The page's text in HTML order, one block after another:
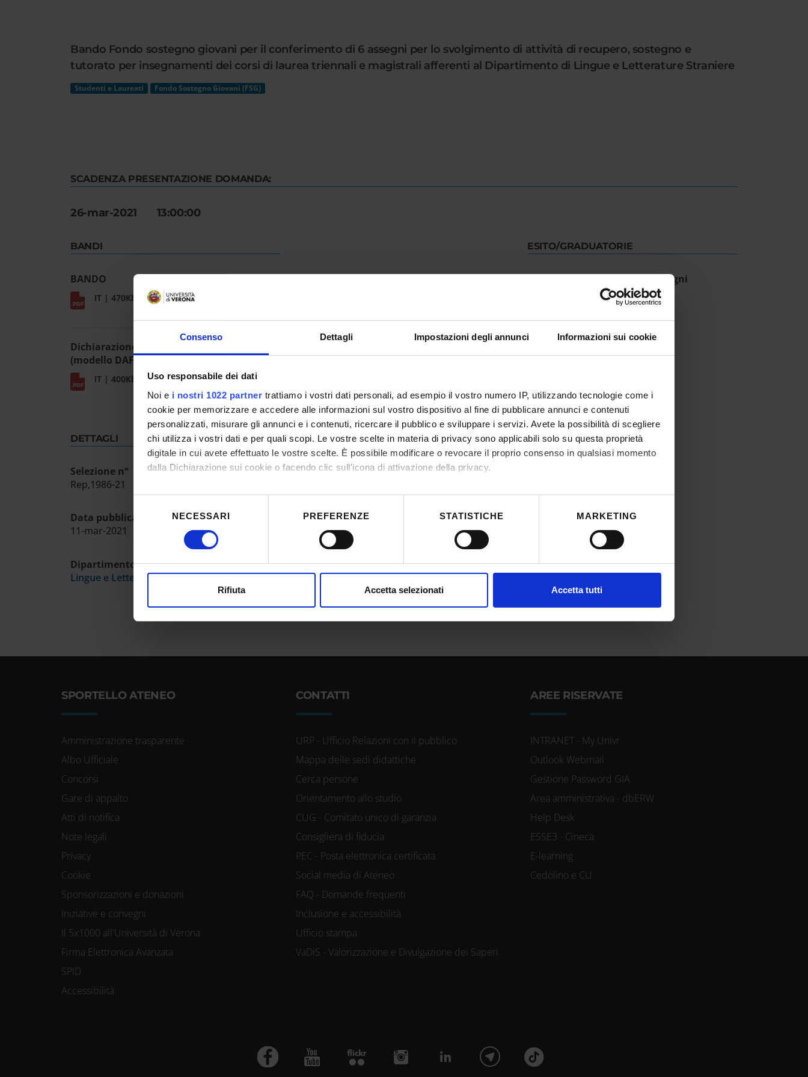
Consenso Dettagli Impostazioni degli annunci Informazioni sui cookie
Uso responsabile dei dati
Noi e i nostri 1022 partner trattiamo i vostri dati personali, ad esempio il vostro numero IP, utilizzando tecnologie come i
cookie per memorizzare e accedere alle informazioni sul vostro dispositivo al fine di pubblicare annunci e contenuti
personalizzati, misurare gli annunci e i contenuti, ricercare il pubblico e sviluppare i servizi. Avete la possibilità di scegliere
chi utilizza i vostri dati e per quali scopi. Le vostre scelte in materia di privacy sono applicabili solo su questa proprietà
digitale in cui avete effettuato le vostre scelte. È possibile modificare o revocare il proprio consenso in qualsiasi momento
dalla Dichiarazione sui cookie o facendo clic sull'icona di attivazione della privacy.
Con il tuo consenso, vorremmo anche:
raccogliere informazioni sulla tua posizione geografica, con un'approssimazione di qualche metro,
Approfondisci come vengono elaborati i tuoi dati personali e imposta le tue preferenze nella
sezione dettagli . Puoi
Utilizziamo i cookie per personalizzare contenuti ed annunci, per fornire funzionalità dei social media e per analizzare il
del
NECESSARI PREFERENZE STATISTICHE MARKETING
Rifiuta Accetta selezionati Accetta tutti
Bando Fondo sostegno giovani per il conferimento di 6 assegni per lo svolgimento di attività di recupero, sostegno e
tutorato per insegnamenti dei corsi di laurea triennali e magistrali afferenti al Dipartimento di Lingue e Letterature Straniere
Studenti e Laureati Fondo Sostegno Giovani (FSG)
SCADENZA PRESENTAZIONE DOMANDA:
26-mar-2021 13:00:00
BANDI
BANDO
IT | 470Kb
Dichiarazione per titolari d'assegno
(modello DAF)
IT | 400Kb
DETTAGLI
Selezione n°
Rep,1986-21
Data pubblicazione sull'albo ufficiale
11-mar-2021
Dipartimento
Lingue e Letterature Straniere
ESITO/GRADUATORIE
Graduatoria affidamento assegni
SPORTELLO ATENEO
Amministrazione trasparente
Albo Ufficiale
Concorsi
Gare di appalto
Atti di notifica
Note legali
Privacy
Cookie
Sponsorizzazioni e donazioni
Iniziative e convegni
Il 5x1000 all'Università di Verona
Firma Elettronica Avanzata
SPID
Accessibilità
CONTATTI
URP - Ufficio Relazioni con il pubblico
Mappa delle sedi didattiche
Cerca persone
Orientamento allo studio
CUG - Comitato unico di garanzia
Consigliera di fiducia
PEC - Posta elettronica certificata
Social media di Ateneo
FAQ - Domande frequenti
Inclusione e accessibilità
Ufficio stampa
VaDiS - Valorizzazione e Divulgazione dei Saperi
AREE RISERVATE
INTRANET - My Univr
Outlook Webmail
Gestione Password GIA
Area amministrativa - dbERW
Help Desk
ESSE3 - Cineca
E-learning
Cedolino e CU